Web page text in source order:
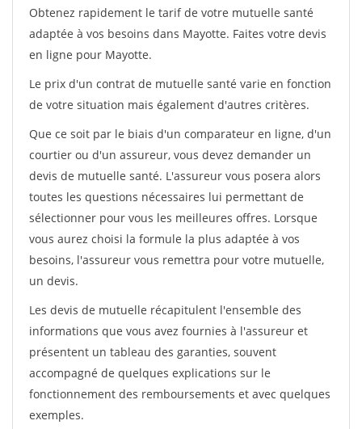
Obtenez rapidement le tarif de votre mutuelle santé
adaptée à vos besoins dans Mayotte. Faites votre devis
en ligne pour Mayotte.
Le prix d'un contrat de mutuelle santé varie en fonction
de votre situation mais également d'autres critères.
Que ce soit par le biais d'un comparateur en ligne, d'un
courtier ou d'un assureur, vous devez demander un
devis de mutuelle santé. L'assureur vous posera alors
toutes les questions nécessaires lui permettant de
sélectionner pour vous les meilleures offres. Lorsque
vous aurez choisi la formule la plus adaptée à vos
besoins, l'assureur vous remettra pour votre mutuelle,
un devis.
Les devis de mutuelle récapitulent l'ensemble des
informations que vous avez fournies à l'assureur et
présentent un tableau des garanties, souvent
accompagné de quelques explications sur le
fonctionnement des remboursements et avec quelques
exemples.